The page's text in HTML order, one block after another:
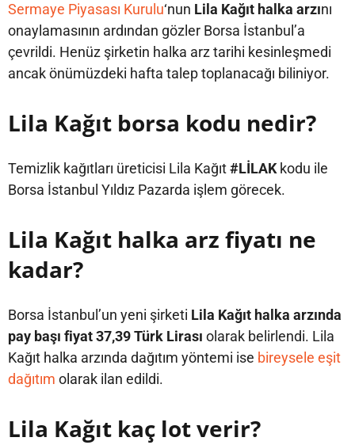
Sermaye Piyasası Kurulu‘nun Lila Kağıt halka arzını
onaylamasının ardından gözler Borsa İstanbul’a
çevrildi. Henüz şirketin halka arz tarihi kesinleşmedi
ancak önümüzdeki hafta talep toplanacağı biliniyor.
Lila Kağıt borsa kodu nedir?
Temizlik kağıtları üreticisi Lila Kağıt#LİLAKkodu ile
Borsa İstanbul Yıldız Pazarda işlem görecek.
Lila Kağıt halka arz fiyatı ne
kadar?
Borsa İstanbul’un yeni şirketi Lila Kağıt halka arzında
pay başı fiyat 37,39 Türk Lirası olarak belirlendi. Lila
Kağıt halka arzında dağıtım yöntemi ise bireysele eşit
dağıtım olarak ilan edildi.
Lila Kağıt kaç lot verir?